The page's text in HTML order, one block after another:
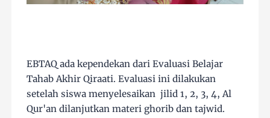
EBTAQ ada kependekan dari Evaluasi Belajar
Tahab Akhir Qiraati. Evaluasi ini dilakukan
setelah siswa menyelesaikan jilid 1, 2, 3, 4, Al
Qur'an dilanjutkan materi ghorib dan tajwid.